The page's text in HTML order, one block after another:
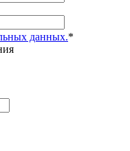
данных.*